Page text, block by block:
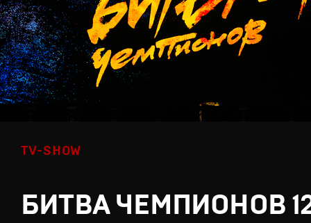
TV-SHOW
БИТВА ЧЕМПИОНОВ